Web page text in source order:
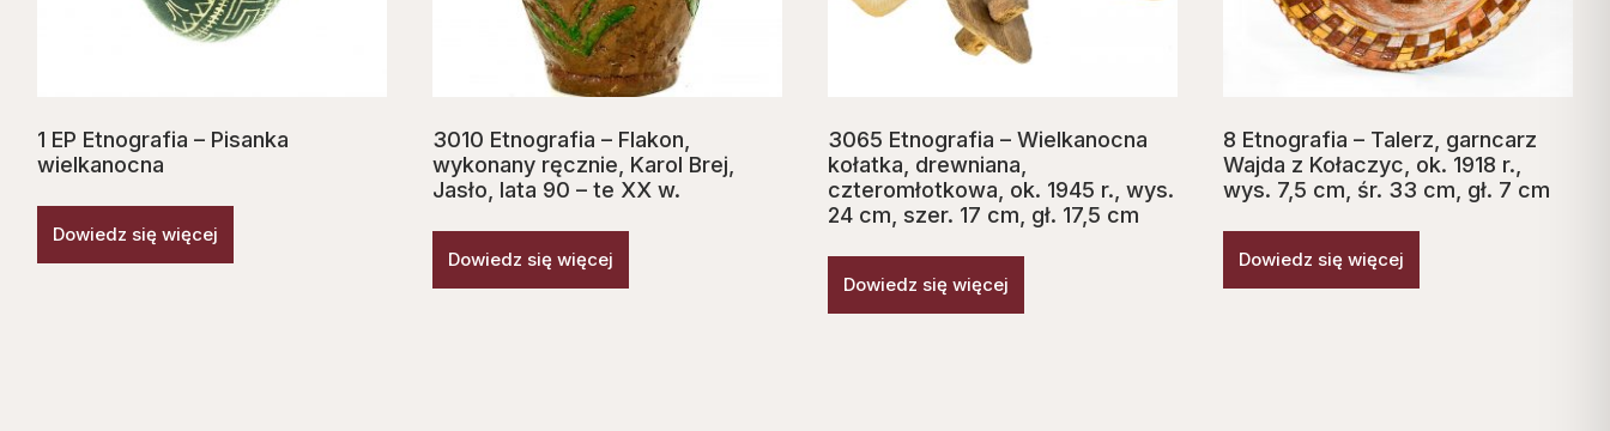
1 EP Etnografia – Pisanka
wielkanocna
Dowiedz się więcej
3010 Etnografia – Flakon,
wykonany ręcznie, Karol Brej,
Jasło, lata 90 – te XX w.
Dowiedz się więcej
3065 Etnografia – Wielkanocna
kołatka, drewniana,
czteromłotkowa, ok. 1945 r., wys.
24 cm, szer. 17 cm, gł. 17,5 cm
Dowiedz się więcej
8 Etnografia – Talerz, garncarz
Wajda z Kołaczyc, ok. 1918 r.,
wys. 7,5 cm, śr. 33 cm, gł. 7 cm
Dowiedz się więcej